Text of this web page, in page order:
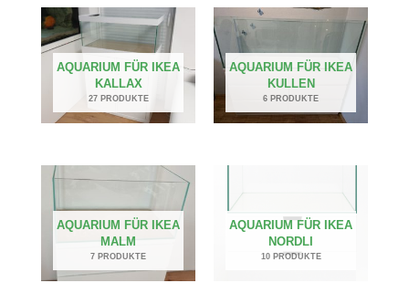
AQUARIUM FÜR IKEA
KALLAX
27 PRODUKTE
AQUARIUM FÜR IKEA
KULLEN
6 PRODUKTE
AQUARIUM FÜR IKEA
MALM
7 PRODUKTE
AQUARIUM FÜR IKEA
NORDLI
10 PRODUKTE